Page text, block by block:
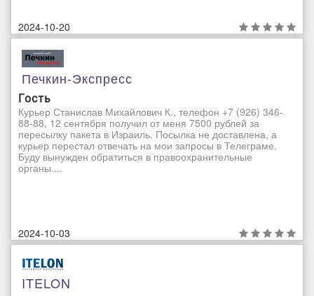
2024-10-20
Печкин-Экспресс
Гость
Курьер Станислав Михайлович К., телефон +7 (926) 346-
88-88, 12 сентября получил от меня 7500 рублей за
пересылку пакета в Израиль. Посылка не доставлена, а
курьер перестал отвечать на мои запросы в Телеграме.
Буду вынужден обратиться в правоохранительные
органы....
2024-10-03
ITELON